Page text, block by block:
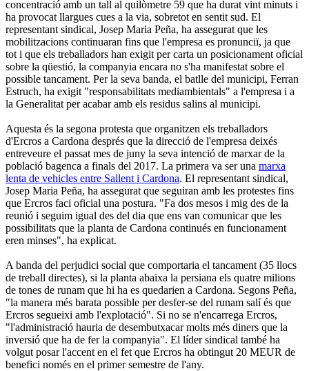
concentració amb un tall al quilòmetre 59 que ha durat vint minuts i
ha provocat llargues cues a la via, sobretot en sentit sud. El
representant sindical, Josep Maria Peña, ha assegurat que les
mobilitzacions continuaran fins que l'empresa es pronunciï, ja que
tot i que els treballadors han exigit per carta un posicionament oficial
sobre la qüestió, la companyia encara no s'ha manifestat sobre el
possible tancament. Per la seva banda, el batlle del municipi, Ferran
Estruch, ha exigit "responsabilitats mediambientals" a l'empresa i a
la Generalitat per acabar amb els residus salins al municipi.
Aquesta és la segona protesta que organitzen els treballadors
d'Ercros a Cardona després que la direcció de l'empresa deixés
entreveure el passat mes de juny la seva intenció de marxar de la
població bagenca a finals del 2017. La primera va ser una marxa
lenta de vehicles entre Sallent i Cardona. El representant sindical,
Josep Maria Peña, ha assegurat que seguiran amb les protestes fins
que Ercros faci oficial una postura. "Fa dos mesos i mig des de la
reunió i seguim igual des del dia que ens van comunicar que les
possibilitats que la planta de Cardona continués en funcionament
eren minses", ha explicat.
A banda del perjudici social que comportaria el tancament (35 llocs
de treball directes), si la planta abaixa la persiana els quatre milions
de tones de runam que hi ha es quedarien a Cardona. Segons Peña,
"la manera més barata possible per desfer-se del runam salí és que
Ercros segueixi amb l'explotació". Si no se n'encarrega Ercros,
"l'administració hauria de desembutxacar molts més diners que la
inversió que ha de fer la companyia". El líder sindical també ha
volgut posar l'accent en el fet que Ercros ha obtingut 20 MEUR de
benefici només en el primer semestre de l'any.